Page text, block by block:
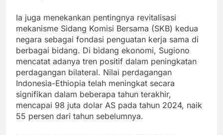
Ia juga menekankan pentingnya revitalisasi
mekanisme Sidang Komisi Bersama (SKB) kedua
negara sebagai fondasi penguatan kerja sama di
berbagai bidang. Di bidang ekonomi, Sugiono
mencatat adanya tren positif dalam peningkatan
perdagangan bilateral. Nilai perdagangan
Indonesia-Ethiopia telah meningkat secara
signifikan dalam beberapa tahun terakhir,
mencapai 98 juta dolar AS pada tahun 2024, naik
55 persen dari tahun sebelumnya.